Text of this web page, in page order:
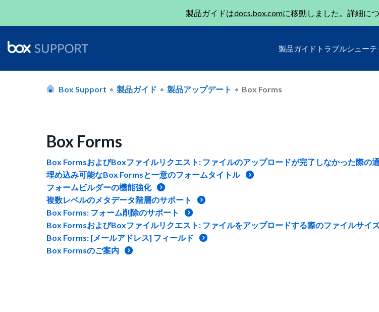
製品ガイドはdocs.box.comに移動しました。詳細に
製品ガイド トラブルシュー
Box Support 製品ガイド 製品アップデート Box Forms
Box Forms
Box FormsおよびBoxファイルリクエスト: ファイルのアップロードが完了しなかった際の
埋め込み可能なBox Formsと一意のフォームタイトル
フォームビルダーの機能強化
複数レベルのメタデータ階層のサポート
Box Forms: フォーム削除のサポート
Box FormsおよびBoxファイルリクエスト: ファイルをアップロードする際のファイルサイ
Box Forms: [メールアドレス] フィールド
Box Formsのご案内